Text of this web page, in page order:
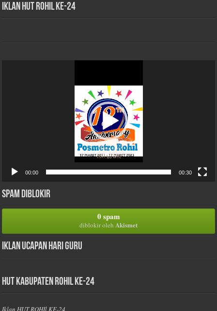
iklan HUT Rohil Ke-24
00:00 00:30
Spam Diblokir
0 spam
diblokir oleh Akismet
Iklan Ucapan Hari Guru
HUT Kabupaten Rohil Ke-24
Iklan HUT ROHIl KE-24